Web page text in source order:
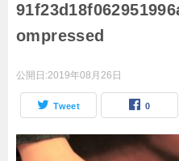
ompressed
公開日:2019年08月26日
Tweet 0